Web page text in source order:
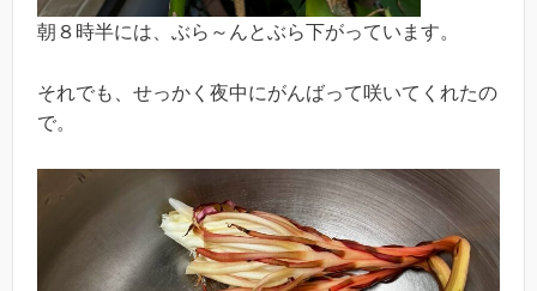
朝８時半には、ぶら～んとぶら下がっています。
それでも、せっかく夜中にがんばって咲いてくれたの
で。